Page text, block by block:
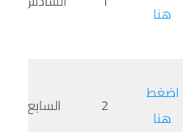
هنا
اضغط
هنا
2 السابع